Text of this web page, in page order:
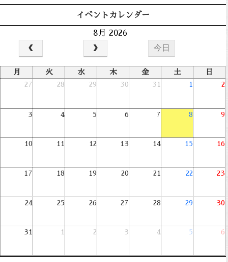
イベントカレンダー
8月 2026
今日
月 火 水 木 金 土
日
27
28 29 30 31 1 2
3 4 5 6 7 8 9
10 11 12 13 14 15 16
17 18 19 20 21 22 23
24 25 26 27 28 29 30
31 1 2 3 4 5 6